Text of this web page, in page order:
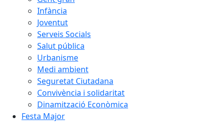
Infància
Joventut
Serveis Socials
Salut pública
Urbanisme
Medi ambient
Seguretat Ciutadana
Convivència i solidaritat
Dinamització Econòmica
Festa Major